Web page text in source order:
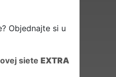
Objednajte si u
siete EXTRA